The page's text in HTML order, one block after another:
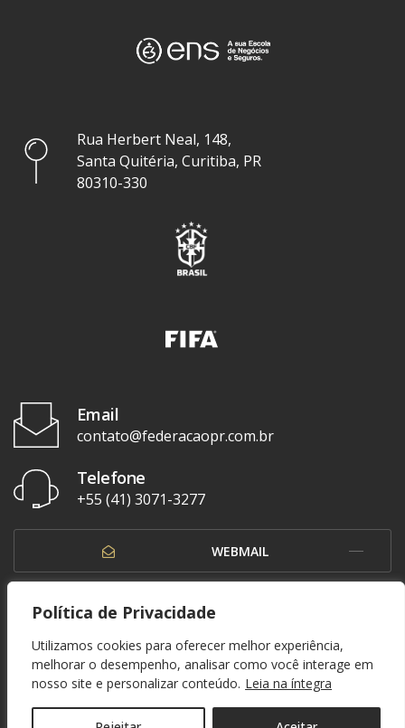
Política de Privacidade
Utilizamos cookies para oferecer melhor experiência,
melhorar o desempenho, analisar como você interage em
nosso site e personalizar conteúdo. Leia na íntegra
Rua Herbert Neal, 148,
Santa Quitéria, Curitiba, PR
80310-330
Email
contato@federacaopr.com.br
Telefone
+55 (41) 3071-3277
WEBMAIL
OUVIDORIA
© 1937 - 2026. Federação Paranaense de Futebol. Todos os direitos reservados. By